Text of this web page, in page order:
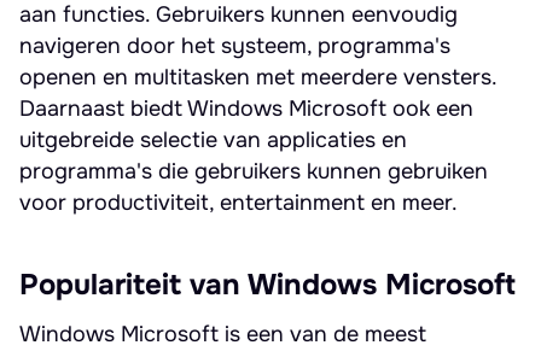
aan functies. Gebruikers kunnen eenvoudig
navigeren door het systeem, programma's
openen en multitasken met meerdere vensters.
Daarnaast biedt Windows Microsoft ook een
uitgebreide selectie van applicaties en
programma's die gebruikers kunnen gebruiken
voor productiviteit, entertainment en meer.
Populariteit van Windows Microsoft
Windows Microsoft is een van de meest